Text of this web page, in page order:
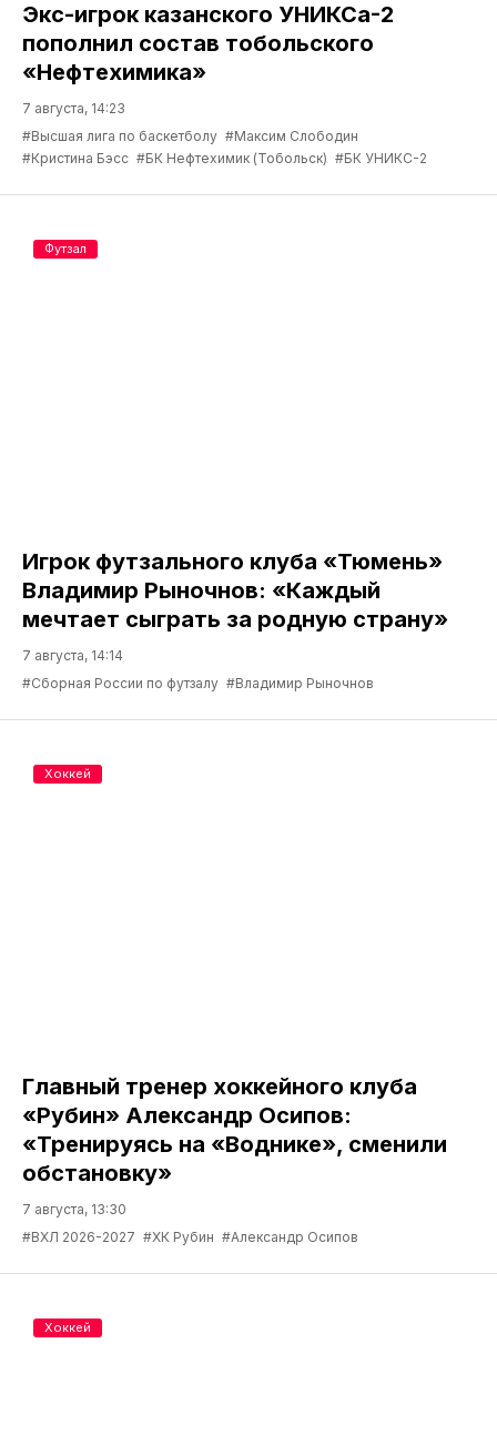
Экс-игрок казанского УНИКСа-2
пополнил состав тобольского
«Нефтехимика»
7 августа, 14:23
#Высшая лига по баскетболу #Максим Слободин
#Кристина Бэсс #БК Нефтехимик (Тобольск) #БК УНИКС-2
Игрок футзального клуба «Тюмень»
Владимир Рыночнов: «Каждый
мечтает сыграть за родную страну»
7 августа, 14:14
#Сборная России по футзалу #Владимир Рыночнов
Футзал
Главный тренер хоккейного клуба
«Рубин» Александр Осипов:
«Тренируясь на «Воднике», сменили
обстановку»
7 августа, 13:30
#ВХЛ 2026-2027 #ХК Рубин #Александр Осипов
Хоккей
Хоккей